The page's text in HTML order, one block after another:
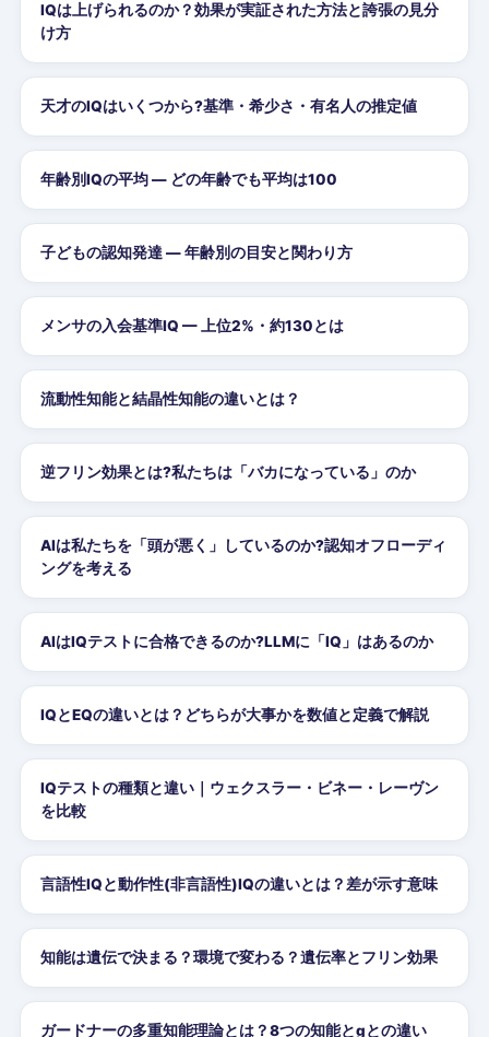
IQは上げられるのか？効果が実証された方法と誇張の見分
け方
天才のIQはいくつから?基準・希少さ・有名人の推定値
年齢別IQの平均 — どの年齢でも平均は100
子どもの認知発達 — 年齢別の目安と関わり方
メンサの入会基準IQ — 上位2%・約130とは
流動性知能と結晶性知能の違いとは？
逆フリン効果とは?私たちは「バカになっている」のか
AIは私たちを「頭が悪く」しているのか?認知オフローディ
ングを考える
AIはIQテストに合格できるのか?LLMに「IQ」はあるのか
IQとEQの違いとは？どちらが大事かを数値と定義で解説
IQテストの種類と違い｜ウェクスラー・ビネー・レーヴン
を比較
言語性IQと動作性(非言語性)IQの違いとは？差が示す意味
知能は遺伝で決まる？環境で変わる？遺伝率とフリン効果
ガードナーの多重知能理論とは？8つの知能とgとの違い